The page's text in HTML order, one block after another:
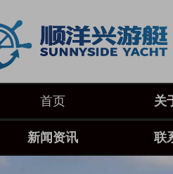
首页 关
新闻资讯 联